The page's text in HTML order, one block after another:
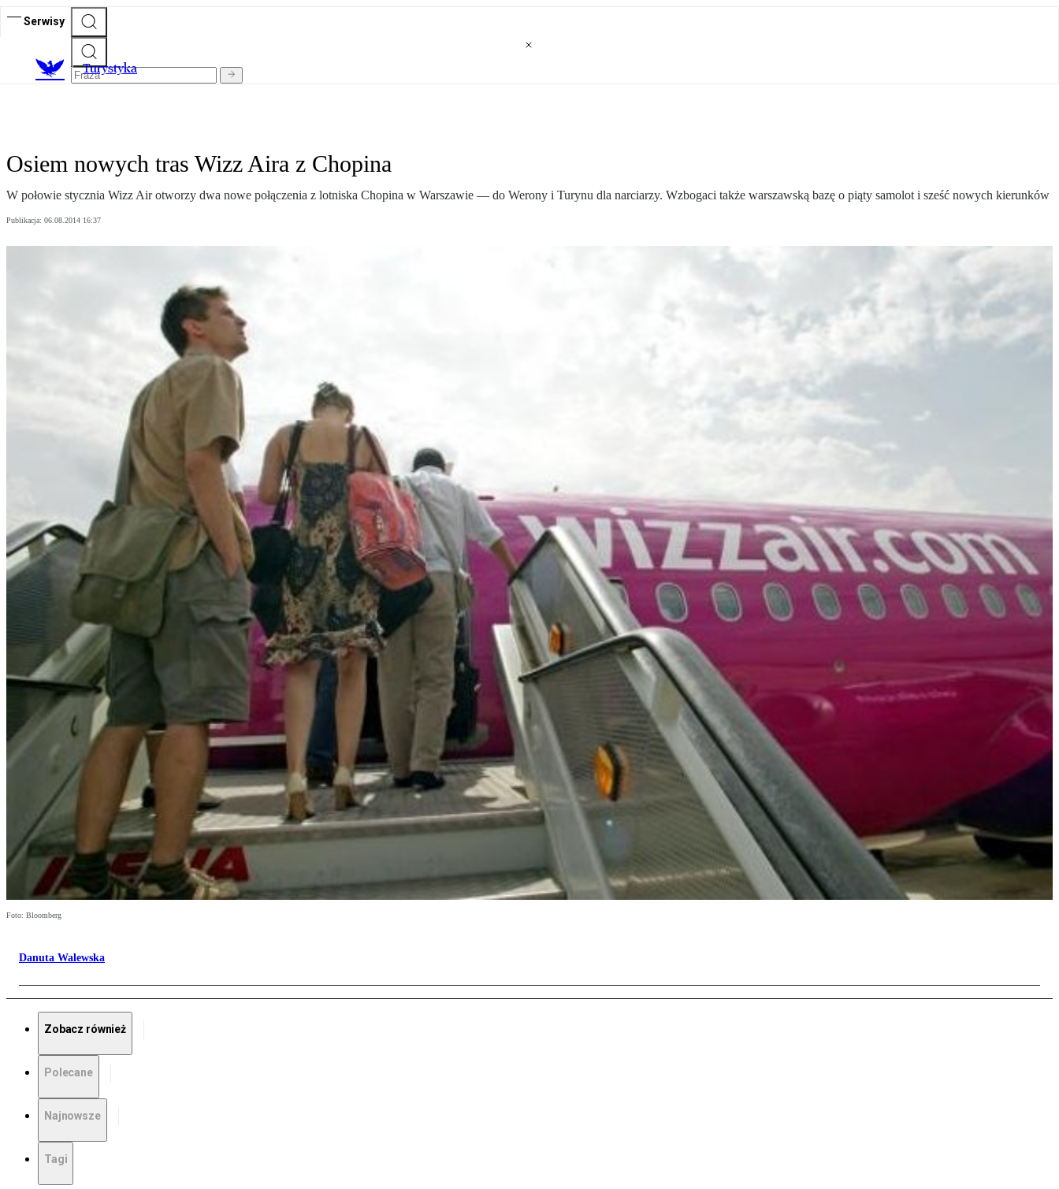
Serwisy
Turystyka
Osiem nowych tras Wizz Aira z Chopina
W połowie stycznia Wizz Air otworzy dwa nowe połączenia z lotniska Chopina w Warszawie — do Werony i Turynu dla narciarzy. Wzbogaci także warszawską bazę o piąty samolot i sześć nowych kierunków
Publikacja: 06.08.2014 16:37
Foto: Bloomberg
Danuta Walewska
Zobacz również
Polecane
Najnowsze
Tagi